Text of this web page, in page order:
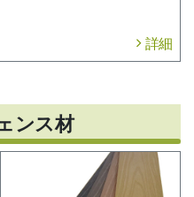
詳細
ンス材